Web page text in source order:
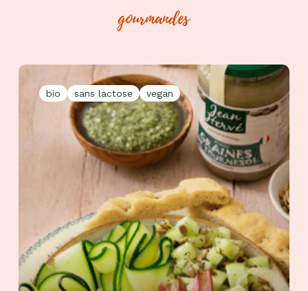
gourmandes
bio sans lactose vegan